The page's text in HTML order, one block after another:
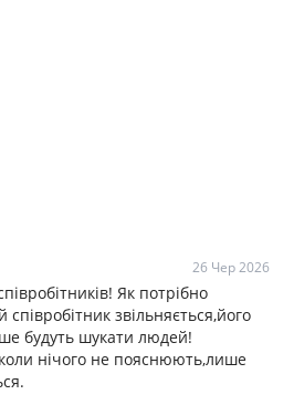
26 Чер 2026
Як потрібно
співробітник звільняється,його
будуть шукати людей!
нічого не пояснюють,лише